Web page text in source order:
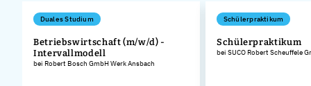
Duales Studium
Betriebswirtschaft (m/w/d) -
Intervallmodell
bei Robert Bosch GmbH Werk Ansbach
Schülerpraktikum
Schülerpraktikum
bei SUCO Robert Scheuffele